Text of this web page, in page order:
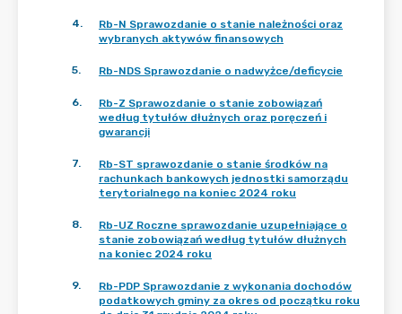
4.
Rb-N Sprawozdanie o stanie należności oraz
wybranych aktywów finansowych
5. Rb-NDS Sprawozdanie o nadwyżce/deficycie
6.
Rb-Z Sprawozdanie o stanie zobowiązań
według tytułów dłużnych oraz poręczeń i
gwarancji
7.
Rb-ST sprawozdanie o stanie środków na
rachunkach bankowych jednostki samorządu
terytorialnego na koniec 2024 roku
8.
Rb-UZ Roczne sprawozdanie uzupełniające o
stanie zobowiązań według tytułów dłużnych
na koniec 2024 roku
9.
Rb-PDP Sprawozdanie z wykonania dochodów
podatkowych gminy za okres od początku roku